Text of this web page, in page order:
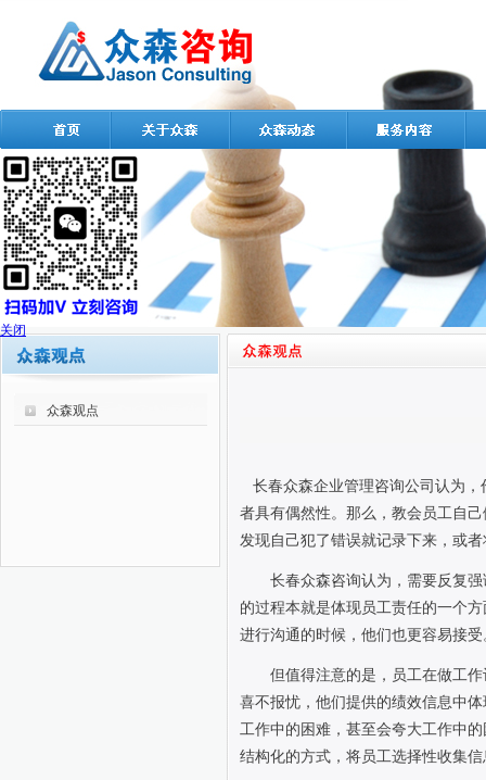
众森观点
长春众森企业管理咨询公司认为
者具有偶然性。那么，教会员工自
发现自己犯了错误就记录下来，或
长春众森咨询认为，需要反复
的过程本就是体现员工责任的一个
进行沟通的时候，他们也更容易接受
但值得注意的是，员工在做工
喜不报忧，他们提供的绩效信息中
工作中的困难，甚至会夸大工作中
结构化的方式，将员工选择性收集
关闭